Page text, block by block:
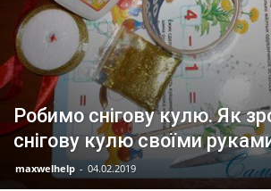
Робимо снігову кулю. Як
снігову кулю своїми
maxwelhelp - 04.02.2019